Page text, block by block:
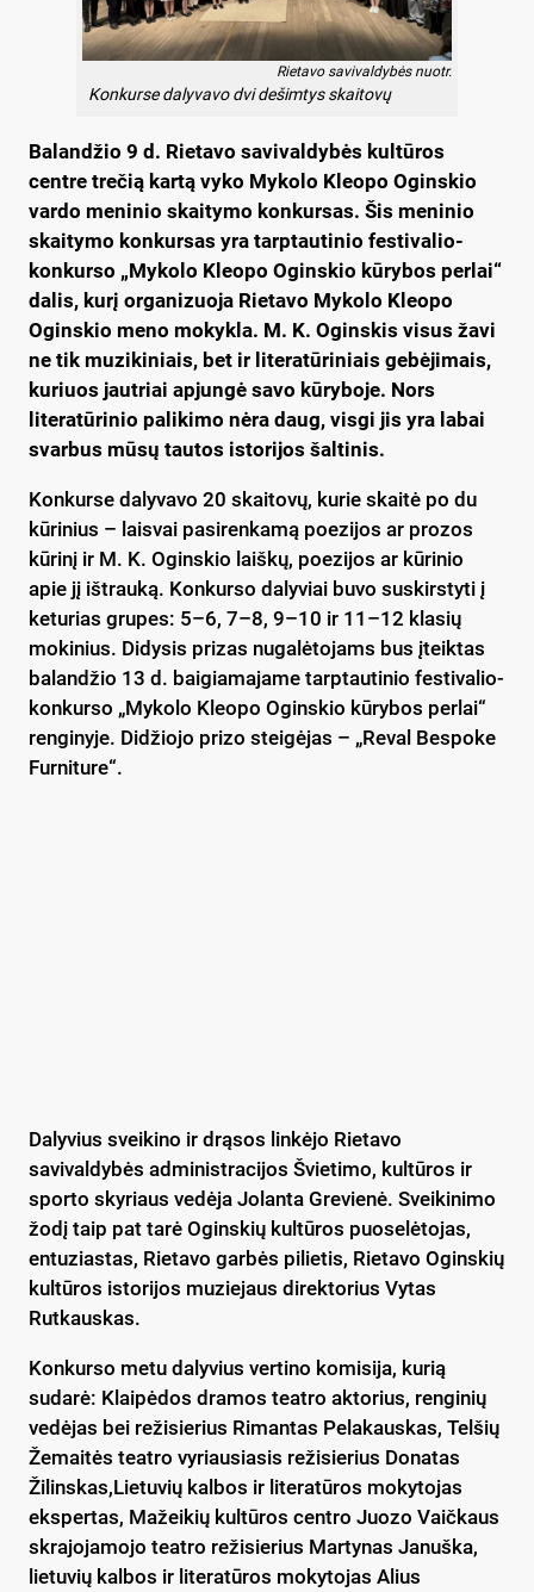
Rietavo savivaldybės nuotr.
Konkurse dalyvavo dvi dešimtys skaitovų
Balandžio 9 d. Rietavo savivaldybės kultūros
centre trečią kartą vyko Mykolo Kleopo Oginskio
vardo meninio skaitymo konkursas. Šis meninio
skaitymo konkursas yra tarptautinio festivalio-
konkurso „Mykolo Kleopo Oginskio kūrybos perlai“
dalis, kurį organizuoja Rietavo Mykolo Kleopo
Oginskio meno mokykla. M. K. Oginskis visus žavi
ne tik muzikiniais, bet ir literatūriniais gebėjimais,
kuriuos jautriai apjungė savo kūryboje. Nors
literatūrinio palikimo nėra daug, visgi jis yra labai
svarbus mūsų tautos istorijos šaltinis.
Konkurse dalyvavo 20 skaitovų, kurie skaitė po du
kūrinius – laisvai pasirenkamą poezijos ar prozos
kūrinį ir M. K. Oginskio laiškų, poezijos ar kūrinio
apie jį ištrauką. Konkurso dalyviai buvo suskirstyti į
keturias grupes: 5–6, 7–8, 9–10 ir 11–12 klasių
mokinius. Didysis prizas nugalėtojams bus įteiktas
balandžio 13 d. baigiamajame tarptautinio festivalio-
konkurso „Mykolo Kleopo Oginskio kūrybos perlai“
renginyje. Didžiojo prizo steigėjas – „Reval Bespoke
Furniture“.
Dalyvius sveikino ir drąsos linkėjo Rietavo
savivaldybės administracijos Švietimo, kultūros ir
sporto skyriaus vedėja Jolanta Grevienė. Sveikinimo
žodį taip pat tarė Oginskių kultūros puoselėtojas,
entuziastas, Rietavo garbės pilietis, Rietavo Oginskių
kultūros istorijos muziejaus direktorius Vytas
Rutkauskas.
Konkurso metu dalyvius vertino komisija, kurią
sudarė: Klaipėdos dramos teatro aktorius, renginių
vedėjas bei režisierius Rimantas Pelakauskas, Telšių
Žemaitės teatro vyriausiasis režisierius Donatas
Žilinskas,Lietuvių kalbos ir literatūros mokytojas
ekspertas, Mažeikių kultūros centro Juozo Vaičkaus
skrajojamojo teatro režisierius Martynas Januška,
lietuvių kalbos ir literatūros mokytojas Alius